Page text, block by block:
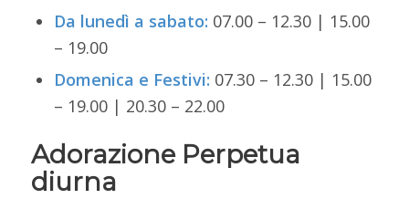
Da lunedì a sabato: 07.00 – 12.30 | 15.00
– 19.00
Domenica e Festivi: 07.30 – 12.30 | 15.00
– 19.00 | 20.30 – 22.00
Adorazione Perpetua
diurna